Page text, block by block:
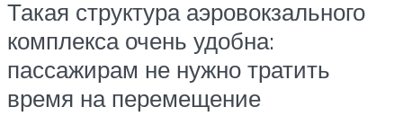
Такая структура аэровокзального
комплекса очень удобна:
пассажирам не нужно тратить
время на перемещение